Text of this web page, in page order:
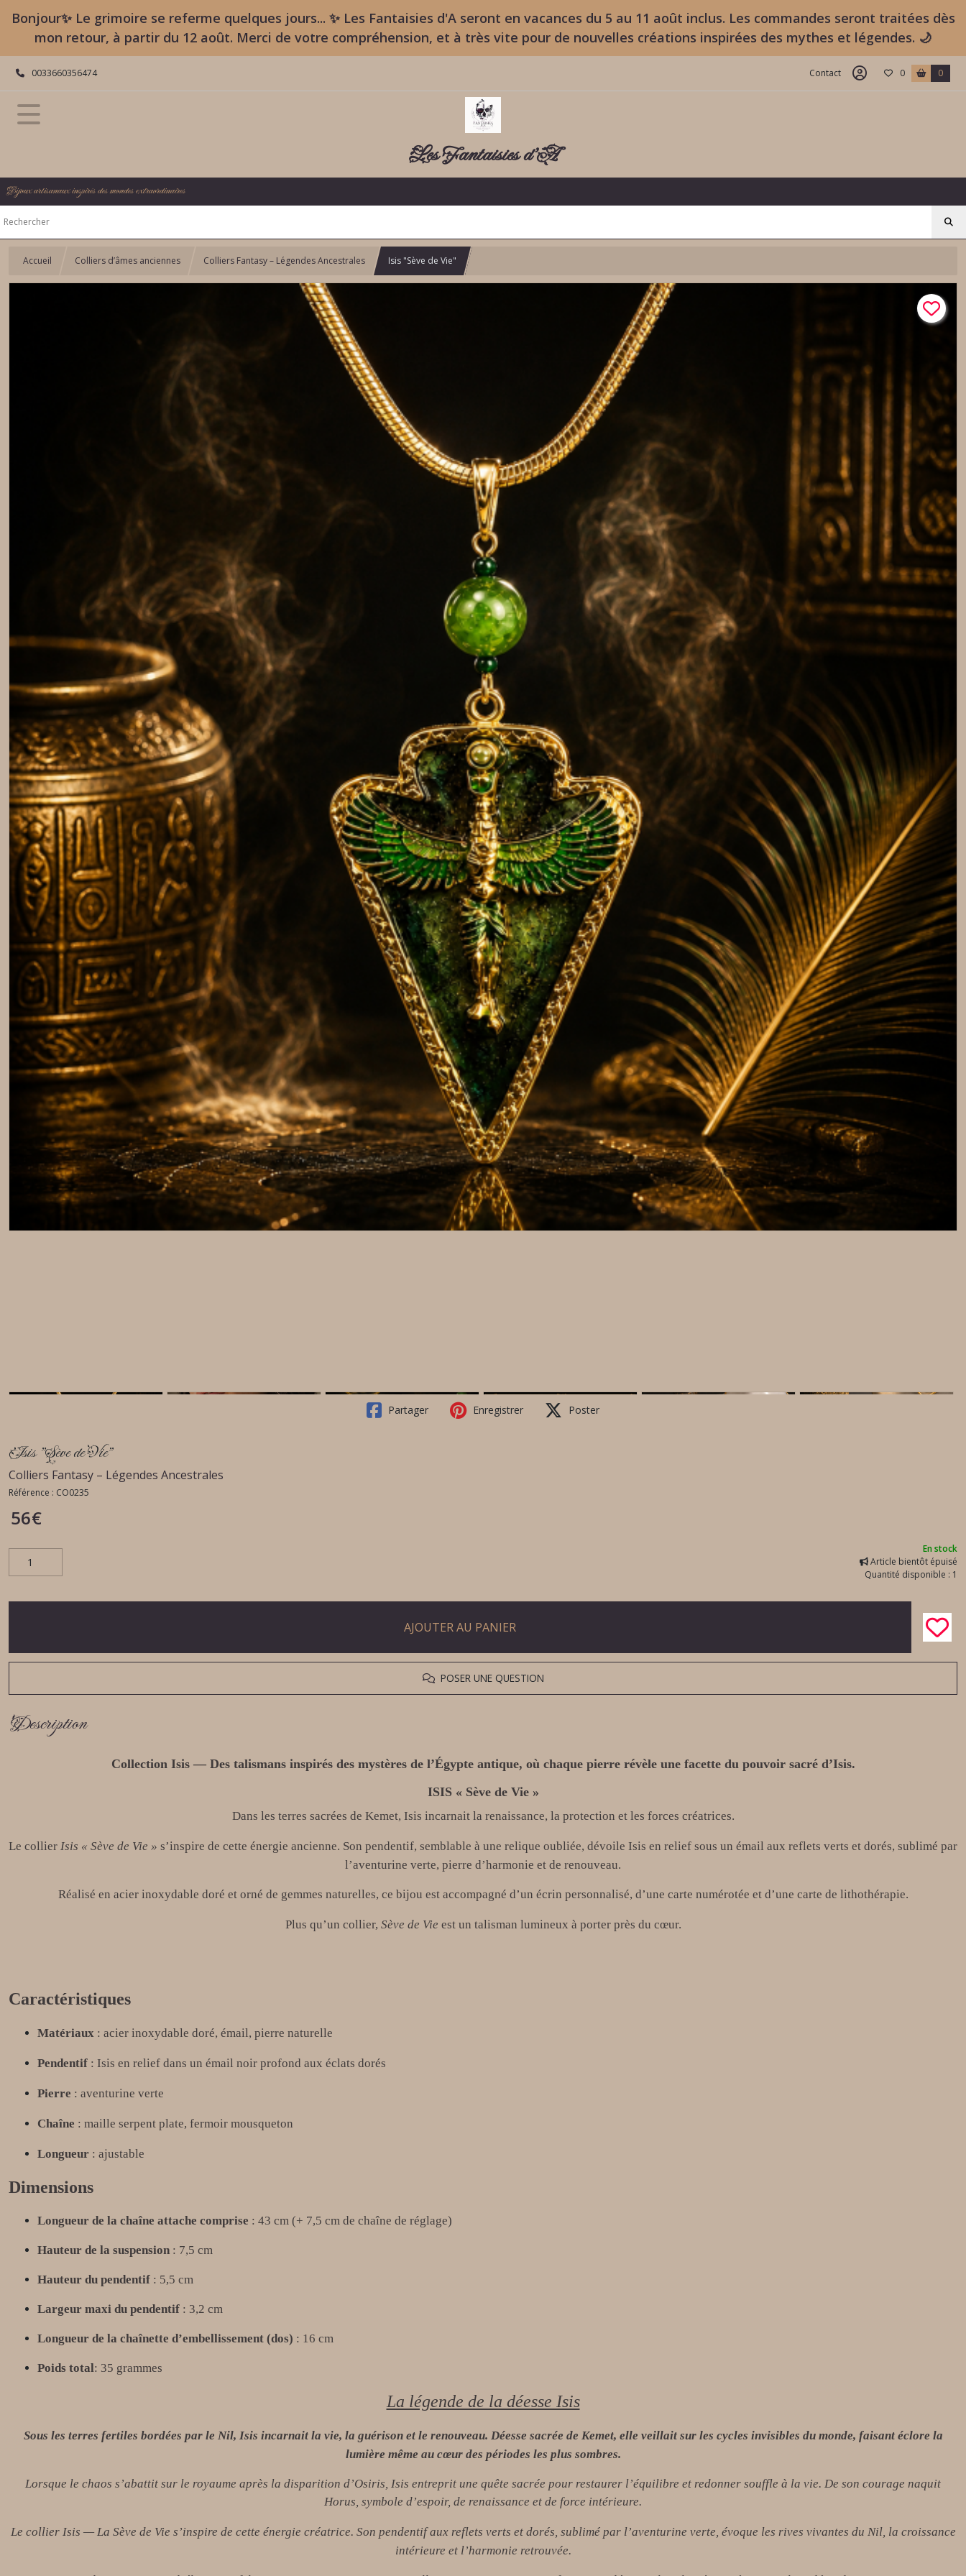
Bonjour✨ Le grimoire se referme quelques jours... ✨ Les Fantaisies d'A seront en vacances du 5 au 11 août inclus. Les commandes seront traitées dès
mon retour, à partir du 12 août. Merci de votre compréhension, et à très vite pour de nouvelles créations inspirées des mythes et légendes. 🌙
0033660356474 Contact 0 0
Les Fantaisies d'A
Bijoux artisanaux inspirés des mondes extraordinaires
Accueil Colliers d’âmes anciennes Colliers Fantasy – Légendes Ancestrales Isis "Sève de Vie"
Partager Enregistrer Poster
Isis "Sève de Vie"
Colliers Fantasy – Légendes Ancestrales
Référence : CO0235
56€
En stock
Article bientôt épuisé
Quantité disponible : 1
AJOUTER AU PANIER
POSER UNE QUESTION
Description
Collection Isis — Des talismans inspirés des mystères de l’Égypte antique, où chaque pierre révèle une facette du pouvoir sacré d’Isis.
ISIS « Sève de Vie »
Dans les terres sacrées de Kemet, Isis incarnait la renaissance, la protection et les forces créatrices.
Le collier Isis « Sève de Vie » s’inspire de cette énergie ancienne. Son pendentif, semblable à une relique oubliée, dévoile Isis en relief sous un émail aux reflets verts et dorés, sublimé par
l’aventurine verte, pierre d’harmonie et de renouveau.
Réalisé en acier inoxydable doré et orné de gemmes naturelles, ce bijou est accompagné d’un écrin personnalisé, d’une carte numérotée et d’une carte de lithothérapie.
Plus qu’un collier, Sève de Vie est un talisman lumineux à porter près du cœur.
Caractéristiques
Matériaux : acier inoxydable doré, émail, pierre naturelle
Pendentif : Isis en relief dans un émail noir profond aux éclats dorés
Pierre : aventurine verte
Chaîne : maille serpent plate, fermoir mousqueton
Longueur : ajustable
Dimensions
Longueur de la chaîne attache comprise : 43 cm (+ 7,5 cm de chaîne de réglage)
Hauteur de la suspension : 7,5 cm
Hauteur du pendentif : 5,5 cm
Largeur maxi du pendentif : 3,2 cm
Longueur de la chaînette d’embellissement (dos) : 16 cm
Poids total: 35 grammes
La légende de la déesse Isis
Sous les terres fertiles bordées par le Nil, Isis incarnait la vie, la guérison et le renouveau. Déesse sacrée de Kemet, elle veillait sur les cycles invisibles du monde, faisant éclore la
lumière même au cœur des périodes les plus sombres.
Lorsque le chaos s’abattit sur le royaume après la disparition d’Osiris, Isis entreprit une quête sacrée pour restaurer l’équilibre et redonner souffle à la vie. De son courage naquit
Horus, symbole d’espoir, de renaissance et de force intérieure.
Le collier Isis — La Sève de Vie s’inspire de cette énergie créatrice. Son pendentif aux reflets verts et dorés, sublimé par l’aventurine verte, évoque les rives vivantes du Nil, la croissance
intérieure et l’harmonie retrouvée.